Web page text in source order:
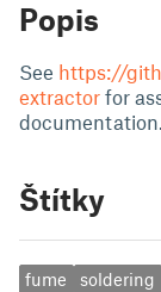
Popis
See https://
extractor for
documentation.
Štítky
fume soldering